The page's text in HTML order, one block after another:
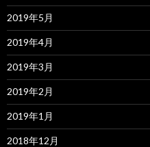
2019年5月
2019年4月
2019年3月
2019年2月
2019年1月
2018年12月